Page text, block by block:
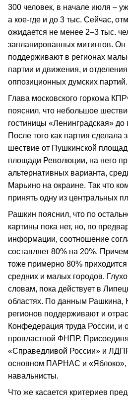
300 человек, в начале июля –
а кое-где и до 3 тыс. Сейчас,
ожидается не менее 2–3 тыс.
запланированных митингов.
поддерживают в регионах
партии и движения, и
оппозиционных думских партий.
Глава московского горкома
пояснил, что небольшое
гостиницы «Ленинградская» до
После того как партия сделала
шествие от Пушкинской
площади Революции, на него
альтернативных варианта,
Марьино на окраине. Так что
принять одну из центральных
Рашкин пояснил, что по
картины пока нет, но, по
информации, соотношение
составляет 80% на 20%.
тоже примерно 80%
средних и малых городов.
словам, пока действует в
областях. По данным Рашкина,
регионов поддерживают и
Конфедерация труда России, и
провластной ФНПР.
«Справедливой России» и
основном ПАРНАС и «Яблоко»,
навальнисты.
Что же касается критериев